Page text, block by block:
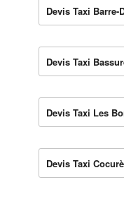
Devis Taxi Barre-
Devis Taxi
Devis Taxi Les
Devis Taxi